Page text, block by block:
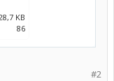
KB
86
#2